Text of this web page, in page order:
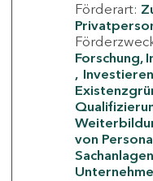
Förderart:
Forschung,
von